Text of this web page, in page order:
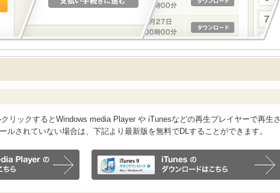
リックするとWindows media Player や iTunesなどの再生プレイヤーで再生さ
ルされていない場合は、下記より最新版を無料でDLすることができます。